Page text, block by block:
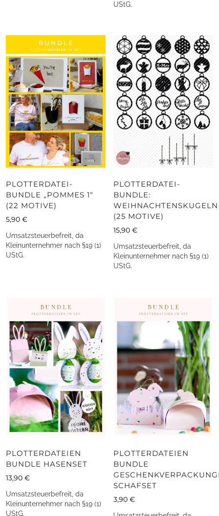
UStG.
PLOTTERDATEI-
BUNDLE „POMMES 1“
(22 MOTIVE)
5,90 €
Umsatzsteuerbefreit, da
Kleinunternehmer nach §19 (1)
UStG.
PLOTTERDATEI-
BUNDLE:
WEIHNACHTENSKUGELN
(25 MOTIVE)
15,90€
Umsatzsteuerbefreit, da
Kleinunternehmer nach §19 (1)
UStG.
PLOTTERDATEIEN
BUNDLE HASENSET
13,90 €
Umsatzsteuerbefreit, da
Kleinunternehmer nach §19 (1)
UStG.
PLOTTERDATEIEN
BUNDLE
SCHAFSET
3,90€